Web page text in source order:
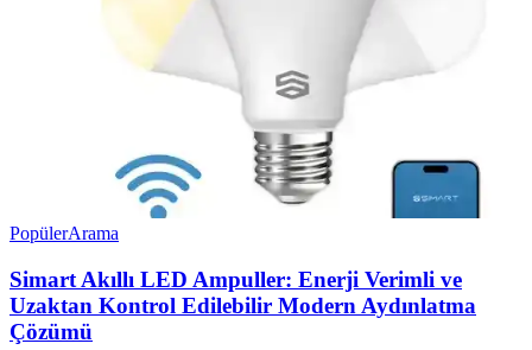
PopülerArama
Simart Akıllı LED Ampuller: Enerji Verimli ve
Uzaktan Kontrol Edilebilir Modern Aydınlatma
Çözümü